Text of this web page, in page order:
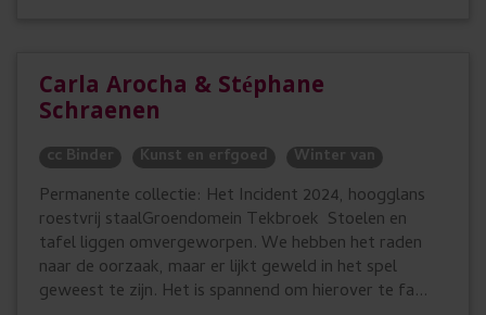
Carla Arocha & Stéphane
Schraenen
cc Binder Kunst en erfgoed Winter van
Permanente collectie: Het Incident 2024, hoogglans
roestvrij staalGroendomein Tekbroek Stoelen en
tafel liggen omvergeworpen. We hebben het raden
naar de oorzaak, maar er lijkt geweld in het spel
geweest te zijn. Het is spannend om hierover te fa...